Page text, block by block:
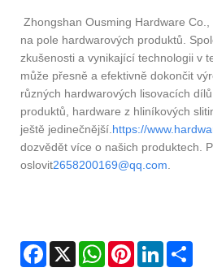
Zhongshan Ousming Hardware
na pole hardwarových produktů.
zkušenosti a vynikající technologii v
může přesně a efektivně dokončit
různých hardwarových lisovacích
produktů, hardware z hliníkových
ještě jedinečnější. https://
dozvědět více o našich produktech.
oslovit2658200169@qq.com
Facebook
X WhatsAppPinterestLinkedIn